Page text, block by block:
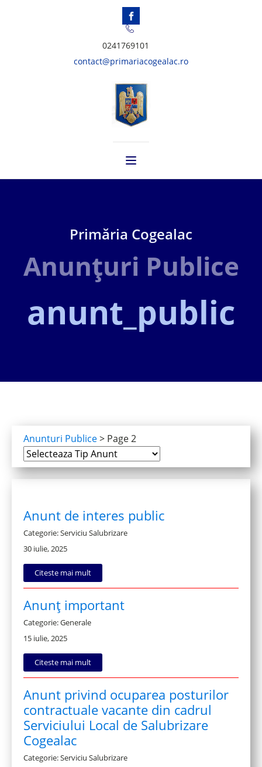
0241769101
contact@primariacogealac.ro
Primăria Cogealac
Anunțuri Publice
anunt_public
Anunturi Publice> Page 2
Anunt de interes public
Categorie: Serviciu Salubrizare
30 iulie, 2025
Citeste mai mult
Anunț important
Categorie: Generale
15 iulie, 2025
Citeste mai mult
Anunt privind ocuparea posturilor
contractuale vacante din cadrul
Serviciului Local de Salubrizare
Cogealac
Categorie: Serviciu Salubrizare